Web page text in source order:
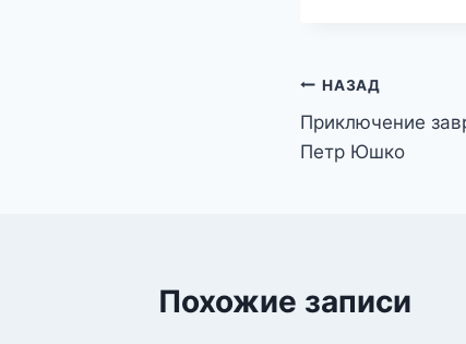
Навигация
по
НАЗАД
Приключение
Петр Юшко
Похожие записи